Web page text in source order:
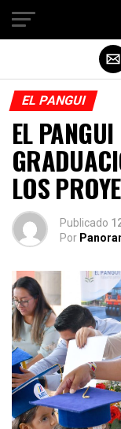
EL PANGUI
EL
LOS
Publicado
Por